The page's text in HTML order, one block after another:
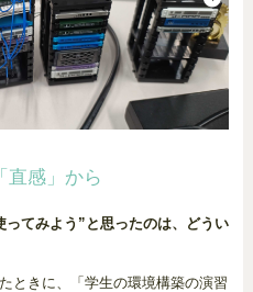
直感」から
てみよう”と思ったのは、どうい
ときに、「学生の環境構築の演習